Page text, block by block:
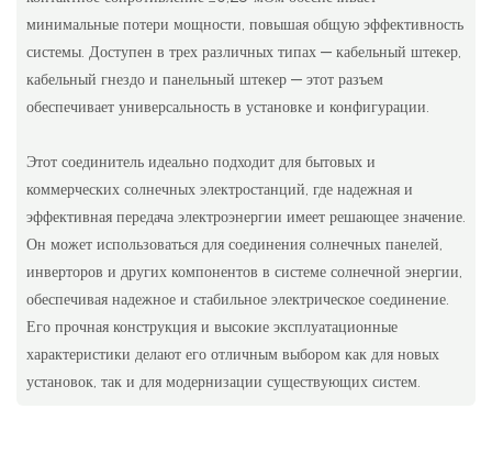
минимальные потери мощности, повышая общую эффективность
системы. Доступен в трех различных типах — кабельный штекер,
кабельный гнездо и панельный штекер — этот разъем
обеспечивает универсальность в установке и конфигурации.
Этот соединитель идеально подходит для бытовых и
коммерческих солнечных электростанций, где надежная и
эффективная передача электроэнергии имеет решающее значение.
Он может использоваться для соединения солнечных панелей,
инверторов и других компонентов в системе солнечной энергии,
обеспечивая надежное и стабильное электрическое соединение.
Его прочная конструкция и высокие эксплуатационные
характеристики делают его отличным выбором как для новых
установок, так и для модернизации существующих систем.